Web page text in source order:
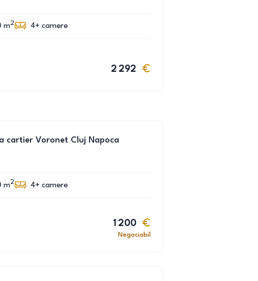
m2 4+ camere
2 292
cartier Voronet Cluj Napoca
m2 4+ camere
1 200
Negociabil